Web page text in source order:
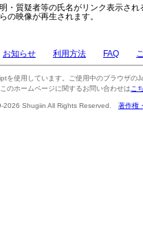
・質疑者等の氏名がリンク表示さ
の映像が再生されます。
お知らせ 利用方法 FAQ
を使用しています。ご使用中のブラウザの
このホームページに関するお問い合わせは こ
2026 Shugiin All Rights Reserved. 著作権